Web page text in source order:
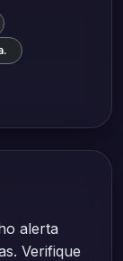
alerta
Verifique